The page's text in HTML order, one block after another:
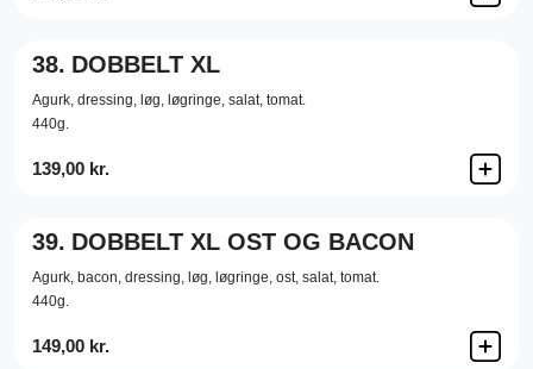
38. DOBBELT XL
Agurk, dressing, løg, løgringe, salat, tomat.
440g.
139,00 kr.
39. DOBBELT XL OST OG BACON
Agurk, bacon, dressing, løg, løgringe, ost, salat, tomat.
440g.
149,00 kr.